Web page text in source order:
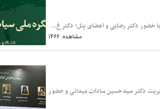
مشاهده: ۱۴۶۶
خارجی ایران و حقوق بین‌الملل در دوران گذار#187 با مدیریت دکتر سیدحسین سادات میدانی و حضور